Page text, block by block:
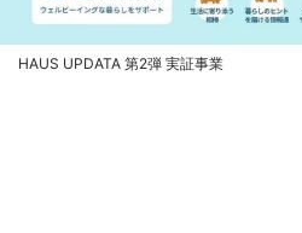
HAUS UPDATA 第2弾 実証事業